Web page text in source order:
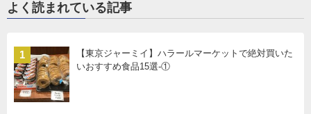
よく読まれている記事
1
【東京ジャーミイ】ハラールマーケットで絶対買いた
いおすすめ食品15選-①